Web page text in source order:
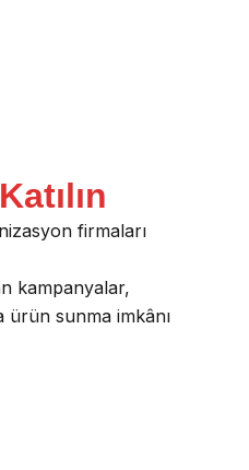
firmaları
kampanyalar,
ürün sunma imkânı